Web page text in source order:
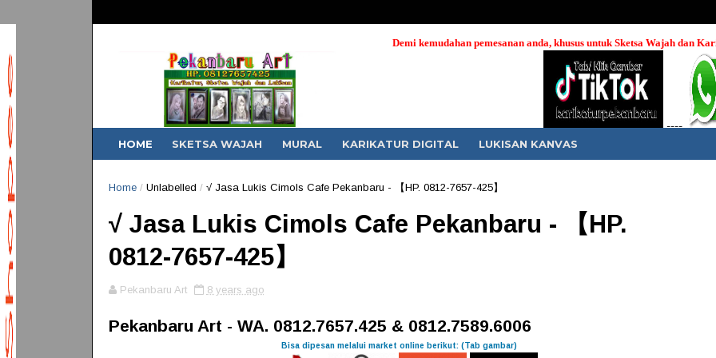
Demi kemudahan pemesanan anda, khusus untuk Sketsa Wajah dan Karikatur,
----
HOME SKETSA WAJAH MURAL KARIKATUR DIGITAL LUKISAN KANVAS
Home /Unlabelled / √ Jasa Lukis Cimols Cafe Pekanbaru - 【HP. 0812-7657-425】
√ Jasa Lukis Cimols Cafe Pekanbaru - 【HP.
0812-7657-425】
Pekanbaru Art 8 years ago
Pekanbaru Art - WA. 0812.7657.425 & 0812.7589.6006
Bisa dipesan melalui market online berikut: (Tab gambar)